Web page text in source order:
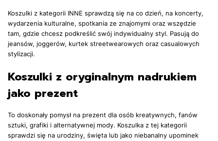
Koszulki z kategorii INNE sprawdzą się na co dzień, na koncerty,
wydarzenia kulturalne, spotkania ze znajomymi oraz wszędzie
tam, gdzie chcesz podkreślić swój indywidualny styl. Pasują do
jeansów, joggerów, kurtek streetwearowych oraz casualowych
stylizacji.
Koszulki z oryginalnym nadrukiem
jako prezent
To doskonały pomysł na prezent dla osób kreatywnych, fanów
sztuki, grafiki i alternatywnej mody. Koszulka z tej kategorii
sprawdzi się na urodziny, święta lub jako niebanalny upominek